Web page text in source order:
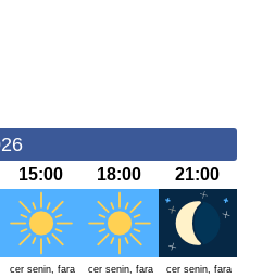
15:00 18:00 21:00
cer senin, fara
cer senin, fara
cer senin, fara